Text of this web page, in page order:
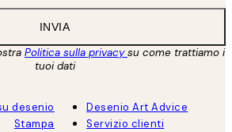
INVIA
Politica sulla privacysu come trattiamo i
tuoi dati
desenio
Stampa
Desenio Art Advice
Servizio clienti